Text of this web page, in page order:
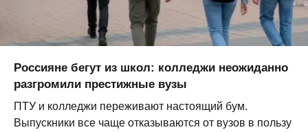
Россияне бегут из школ: колледжи неожиданно
разгромили престижные вузы
ПТУ и колледжи переживают настоящий бум.
Выпускники все чаще отказываются от вузов в пользу